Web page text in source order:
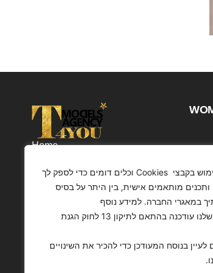
באתר זה נעשה שימוש בקבצי Cookies וכלים דומים כדי לספק לך
ותכנים מותאמים אישית, בין היתר על בסיס
במאגרי החברה. למידע נוסף
מדיניות הפרטיות שלנו עודכנה בהתאם לתיקון 13 לחוק הגנת
בנוסח המעודכן כדי להכיר את השינויים
Home
Customers
Contact